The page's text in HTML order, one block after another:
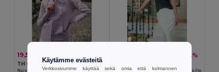
19,54 €
TH Clothes 30162
Naisten huppari puuvillaa ja polyesteriä
-14%
Normaali leikkauksinen T-paita naisille
Käytämme evästeitä
Verkkosivumme käyttää sekä omia että kolmannen